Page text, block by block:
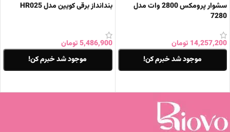
سشوار پرومکس 2800 وات مدل
7280
14,257,200 تومان
موجود شد خبرم کن!
بندانداز برقی کویین مدل HR025
5,486,900تومان
موجود شد خبرم کن!